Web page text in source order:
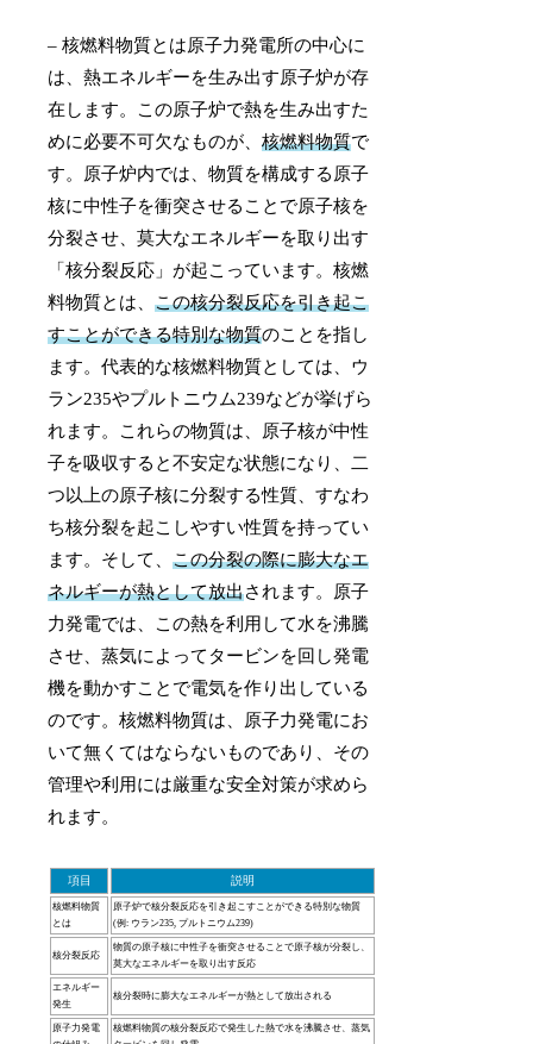
– 核燃料物質とは原子力発電所の中心に
は、熱エネルギーを生み出す原子炉が存
在します。この原子炉で熱を生み出すた
めに必要不可欠なものが、核燃料物質で
す。原子炉内では、物質を構成する原子
核に中性子を衝突させることで原子核を
分裂させ、莫大なエネルギーを取り出す
「核分裂反応」が起こっています。核燃
料物質とは、この核分裂反応を引き起こ
すことができる特別な物質のことを指し
ます。代表的な核燃料物質としては、ウ
ラン235やプルトニウム239などが挙げら
れます。これらの物質は、原子核が中性
子を吸収すると不安定な状態になり、二
つ以上の原子核に分裂する性質、すなわ
ち核分裂を起こしやすい性質を持ってい
ます。そして、この分裂の際に膨大なエ
ネルギーが熱として放出されます。原子
力発電では、この熱を利用して水を沸騰
させ、蒸気によってタービンを回し発電
機を動かすことで電気を作り出している
のです。核燃料物質は、原子力発電にお
いて無くてはならないものであり、その
管理や利用には厳重な安全対策が求めら
れます。
項目 説明
核燃料物質
とは
原子炉で核分裂反応を引き起こすことができる特別な物質
(例: ウラン235, プルトニウム239)
核分裂反応
物質の原子核に中性子を衝突させることで原子核が分裂し、
莫大なエネルギーを取り出す反応
エネルギー
発生
核分裂時に膨大なエネルギーが熱として放出される
原子力発電
核燃料物質の核分裂反応で発生した熱で水を沸騰させ、蒸気